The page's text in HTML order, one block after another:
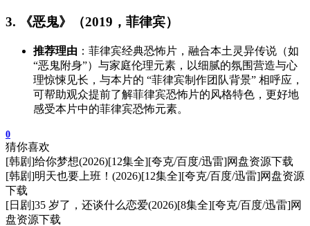
3. 《恶鬼》（2019，菲律宾）
推荐理由 ：菲律宾经典恐怖片，融合本土灵异传说（如
“恶鬼附身”）与家庭伦理元素，以细腻的氛围营造与心
理惊悚见长，与本片的 “菲律宾制作团队背景” 相呼应，
可帮助观众提前了解菲律宾恐怖片的风格特色，更好地
感受本片中的菲律宾恐怖元素。
0
猜你喜欢
[韩剧]给你梦想(2026)[12集全][夸克/百度/迅雷]网盘资源下载
[韩剧]明天也要上班！(2026)[12集全][夸克/百度/迅雷]网盘资源
下载
[日剧]35 岁了，还谈什么恋爱(2026)[8集全][夸克/百度/迅雷]网
盘资源下载